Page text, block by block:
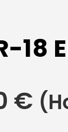
18
€